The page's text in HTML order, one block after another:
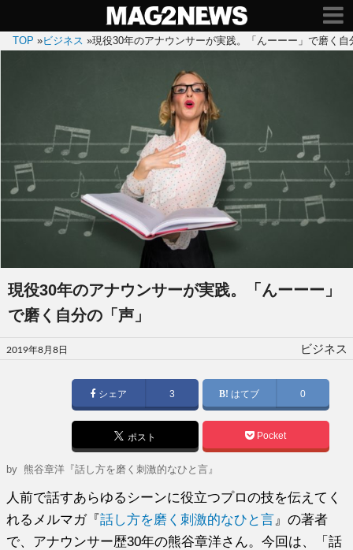
TOP »ビジネス »現役30年のアナウンサーが実践。「んーーー」で磨く自
現役30年のアナウンサーが実践。「んーーー」
で磨く自分の「声」
投
稿
2019年8月8日 ビジネス
シェア 3 はてブ 0
ポスト Pocket
by 熊谷章洋『話し方を磨く刺激的なひと言』
人前で話すあらゆるシーンに役立つプロの技を伝えてく
れるメルマガ『話し方を磨く刺激的なひと言 』の著者
で、アナウンサー歴30年の熊谷章洋さん。今回は、「話